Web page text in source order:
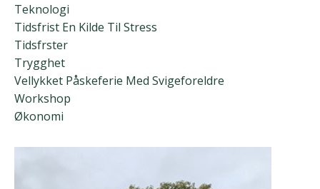
Teknologi
Tidsfrist En Kilde Til Stress
Tidsfrster
Trygghet
Vellykket Påskeferie Med Svigeforeldre
Workshop
Økonomi